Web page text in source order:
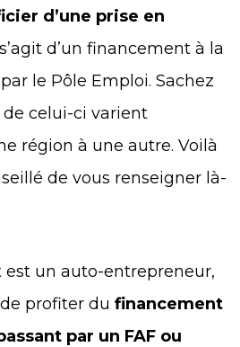
d’une prise en
d’un financement à la
le Pôle Emploi. Sachez
celui-ci varient
région à une autre. Voilà
de vous renseigner là-
est un auto-entrepreneur,
profiter du financement
par un FAF ou